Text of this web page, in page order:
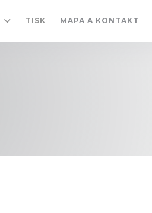
TISK MAPA A KONTAKT